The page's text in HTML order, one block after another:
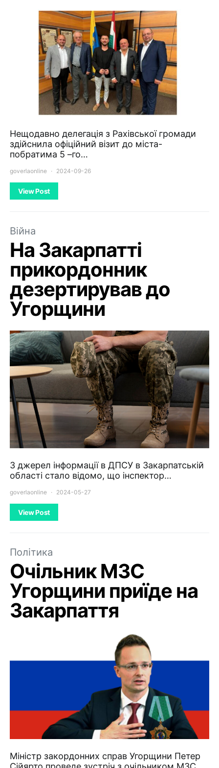
Нещодавно делегація з Рахівської громади
здійснила офіційний візит до міста-
побратима 5 –го…
goverlaonline 2024-09-26
View Post
Війна
На Закарпатті
прикордонник
дезертирував до
Угорщини
З джерел інформації в ДПСУ в Закарпатській
області стало відомо, що інспектор…
goverlaonline 2024-05-27
View Post
Політика
Очільник МЗС
Угорщини приїде на
Закарпаття
Міністр закордонних справ Угорщини Петер